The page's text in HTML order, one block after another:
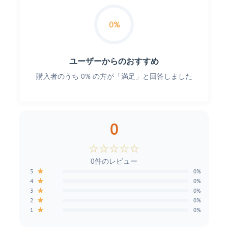
0%
ユーザーからのおすすめ
購入者のうち 0% の方が「満足」と回答しました
0
☆☆☆☆☆
0件のレビュー
5 ★ 0%
4 ★ 0%
3 ★ 0%
2 ★ 0%
1 ★ 0%